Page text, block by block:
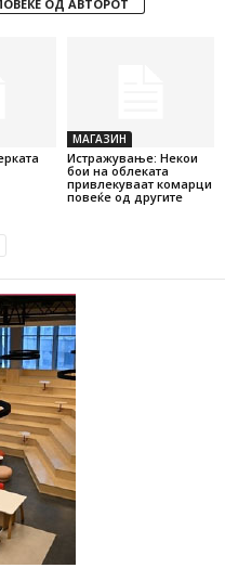
ОД АВТОРОТ
МАГАЗИН
Истражување: Некои
бои на облеката
привлекуваат комарци
повеќе од другите